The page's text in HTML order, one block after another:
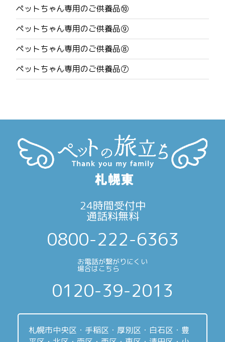
ビ
ゲ
ー
シ
ペットちゃん専用のご供養品⑩
ペットちゃん専用のご供養品⑨
ペットちゃん専用のご供養品⑧
ペットちゃん専用のご供養品⑦
24時間受付中
通話料無料
0800-222-6363
お電話が繋がりにくい
場合はこちら
0120-39-2013
札幌市中央区・手稲区・厚別区・白石区・豊